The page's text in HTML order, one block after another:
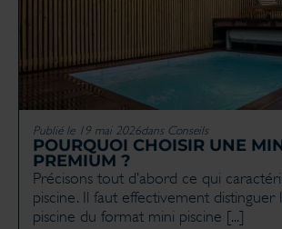
Publié le 19 mai 2026dans Conseils
POURQUOI CHOISIR UNE
PREMIUM ?
Précisons tout d’abord ce qui
piscine. Il faut effectivement distinguer
piscine du format mini piscine [...]